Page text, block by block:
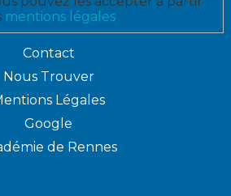
mentions légales.
Contact
Nous Trouver
Légales
Google
de Rennes